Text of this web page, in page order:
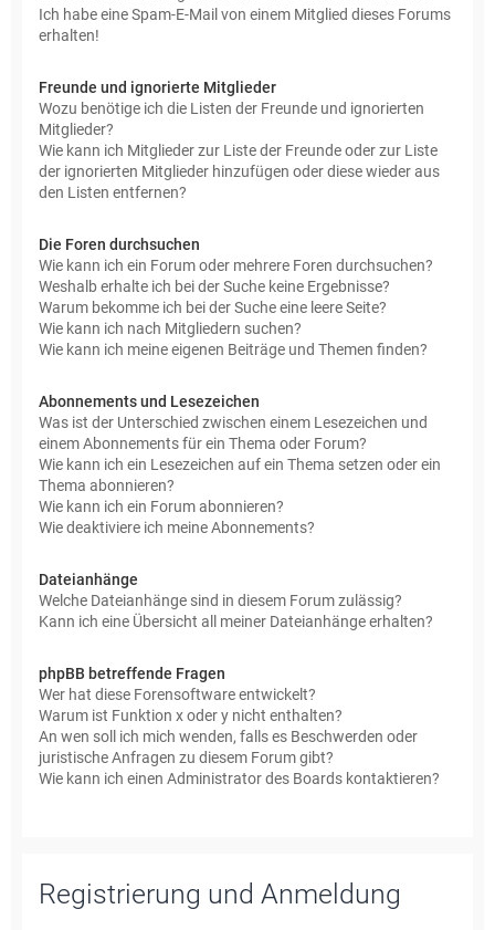
Ich habe eine Spam-E-Mail von einem Mitglied dieses Forums
erhalten!
Freunde und ignorierte Mitglieder
Wozu benötige ich die Listen der Freunde und ignorierten
Mitglieder?
Wie kann ich Mitglieder zur Liste der Freunde oder zur Liste
der ignorierten Mitglieder hinzufügen oder diese wieder aus
den Listen entfernen?
Die Foren durchsuchen
Wie kann ich ein Forum oder mehrere Foren durchsuchen?
Weshalb erhalte ich bei der Suche keine Ergebnisse?
Warum bekomme ich bei der Suche eine leere Seite?
Wie kann ich nach Mitgliedern suchen?
Wie kann ich meine eigenen Beiträge und Themen finden?
Abonnements und Lesezeichen
Was ist der Unterschied zwischen einem Lesezeichen und
einem Abonnements für ein Thema oder Forum?
Wie kann ich ein Lesezeichen auf ein Thema setzen oder ein
Thema abonnieren?
Wie kann ich ein Forum abonnieren?
Wie deaktiviere ich meine Abonnements?
Dateianhänge
Welche Dateianhänge sind in diesem Forum zulässig?
Kann ich eine Übersicht all meiner Dateianhänge erhalten?
phpBB betreffende Fragen
Wer hat diese Forensoftware entwickelt?
Warum ist Funktion x oder y nicht enthalten?
An wen soll ich mich wenden, falls es Beschwerden oder
juristische Anfragen zu diesem Forum gibt?
Wie kann ich einen Administrator des Boards kontaktieren?
Registrierung und Anmeldung